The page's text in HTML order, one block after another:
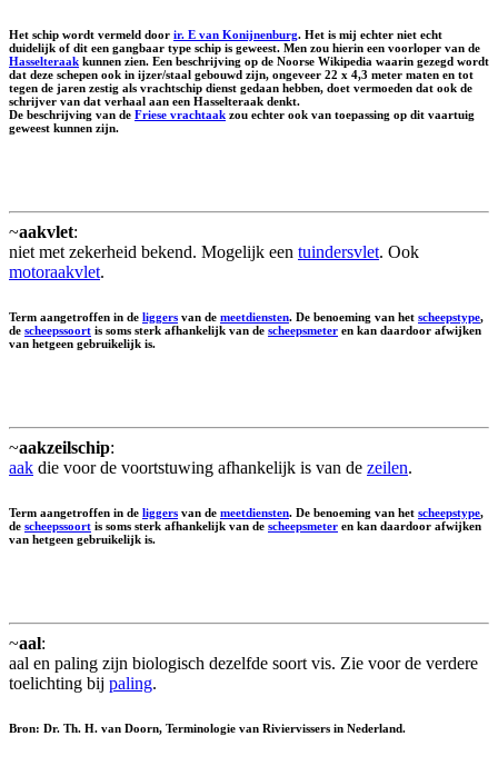
Het schip wordt vermeld door ir. E van Konijnenburg. Het is mij echter niet echt
duidelijk of dit een gangbaar type schip is geweest. Men zou hierin een voorloper van de
Hasselteraak kunnen zien. Een beschrijving op de Noorse Wikipedia waarin gezegd wordt
dat deze schepen ook in ijzer/staal gebouwd zijn, ongeveer 22 x 4,3 meter maten en tot
tegen de jaren zestig als vrachtschip dienst gedaan hebben, doet vermoeden dat ook de
schrijver van dat verhaal aan een Hasselteraak denkt.
De beschrijving van de Friese vrachtaak zou echter ook van toepassing op dit vaartuig
geweest kunnen zijn.
~aakvlet:
niet met zekerheid bekend. Mogelijk een tuindersvlet. Ook
motoraakvlet.
Term aangetroffen in de liggers van de meetdiensten. De benoeming van het scheepstype,
de scheepssoort is soms sterk afhankelijk van de scheepsmeter en kan daardoor afwijken
van hetgeen gebruikelijk is.
~aakzeilschip:
aak die voor de voortstuwing afhankelijk is van de zeilen.
Term aangetroffen in de liggers van de meetdiensten. De benoeming van het scheepstype,
de scheepssoort is soms sterk afhankelijk van de scheepsmeter en kan daardoor afwijken
van hetgeen gebruikelijk is.
~aal:
aal en paling zijn biologisch dezelfde soort vis. Zie voor de verdere
toelichting bij paling.
Bron: Dr. Th. H. van Doorn, Terminologie van Riviervissers in Nederland.